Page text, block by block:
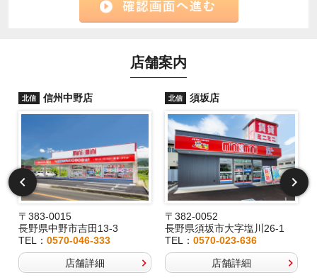
店舗案内
北信 信州中野店
〒383-0015
長野県中野市吉田13-3
TEL： 0570-046-333
店舗詳細
北信 須坂店
〒382-0052
長野県須坂市大字塩川26-1
TEL：0570-023-636
店舗詳細